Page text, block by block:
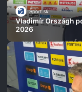
Šport.sk
Vladimír Országh
2026